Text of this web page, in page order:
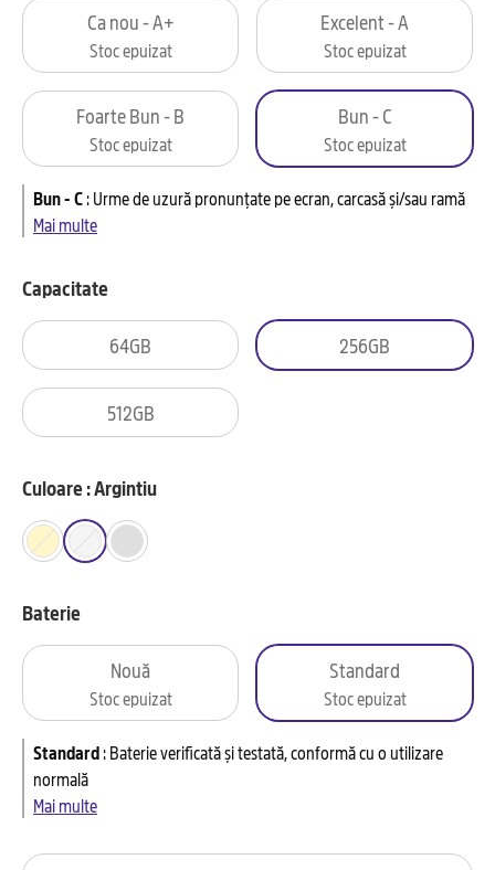
Ca nou - A+
Stoc epuizat
Excelent - A
Stoc epuizat
Foarte Bun - B
Stoc epuizat
Bun - C
Stoc epuizat
Bun - C:Urme de uzură pronunțate pe ecran, carcasă și/sau ramă
Mai multe
Capacitate
64GB 256GB
512GB
Culoare : Argintiu
Baterie
Nouă
Stoc epuizat
Standard
Stoc epuizat
Standard:Baterie verificată și testată, conformă cu o utilizare
normală
Mai multe